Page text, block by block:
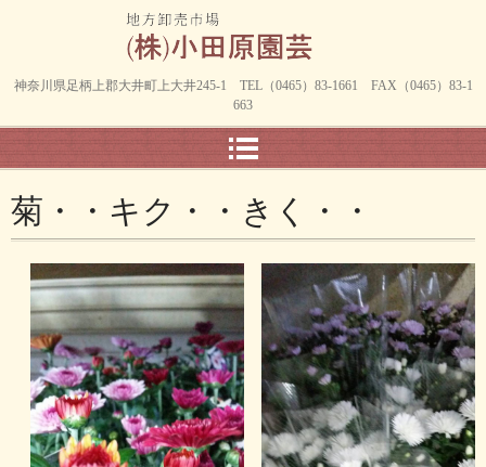
神奈川県足柄上郡大井町上大井245-1 TEL（0465）83-1661 FAX（0465）83-1
663
菊・・キク・・きく・・